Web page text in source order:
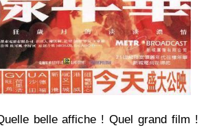
belle affiche ! Quel grand film !